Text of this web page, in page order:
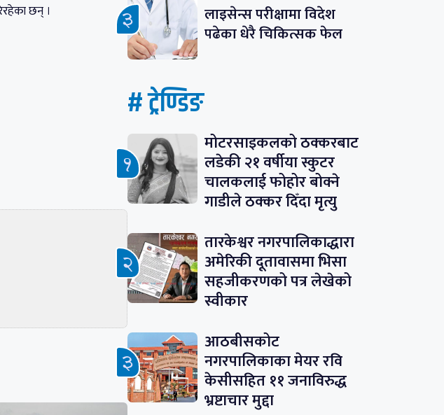
छन् ।
लाइसेन्स परीक्षामा विदेश
पढेका धेरै चिकित्सक फेल
# ट्रेण्डिङ
मोटरसाइकलको ठक्करबाट
लडेकी २१ वर्षीया स्कुटर
चालकलाई फोहोर बोक्ने
गाडीले ठक्कर दिँदा मृत्यु
तारकेश्वर नगरपालिकाद्धारा
अमेरिकी दूतावासमा भिसा
सहजीकरणको पत्र लेखेको
स्वीकार
आठबीसकोट
नगरपालिकाका मेयर रवि
केसीसहित ११ जनाविरुद्ध
भ्रष्टाचार मुद्दा